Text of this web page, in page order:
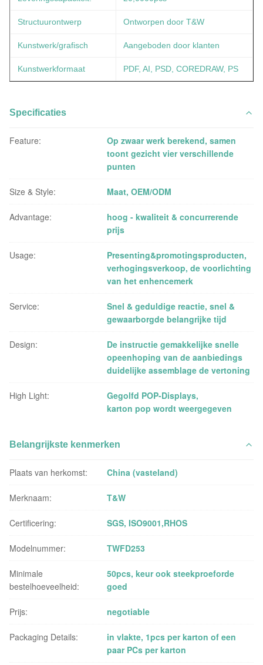
Structuurontwerp Ontworpen door T&W
Kunstwerk/grafisch Aangeboden door klanten
Kunstwerkformaat PDF, AI, PSD, COREDRAW, PS
Specificaties
Feature:
Op zwaar werk berekend, samen
toont gezicht vier verschillende
punten
Size & Style: Maat, OEM/ODM
Advantage:
hoog - kwaliteit & concurrerende
prijs
Usage:
Presenting&promotingsproducten,
verhogingsverkoop, de voorlichting
van het enhencemerk
Service:
Snel & geduldige reactie, snel &
gewaarborgde belangrijke tijd
Design:
De instructie gemakkelijke snelle
opeenhoping van de aanbiedings
duidelijke assemblage de vertoning
High Light: Gegolfd POP-Displays,
karton pop wordt weergegeven
Belangrijkste kenmerken
Plaats van herkomst: China (vasteland)
Merknaam: T&W
Certificering: SGS, ISO9001,RHOS
Modelnummer: TWFD253
Minimale
bestelhoeveelheid:
50pcs, keur ook steekproeforde
goed
Prijs: negotiable
Packaging Details:
in vlakte, 1pcs per karton of een
paar PCs per karton